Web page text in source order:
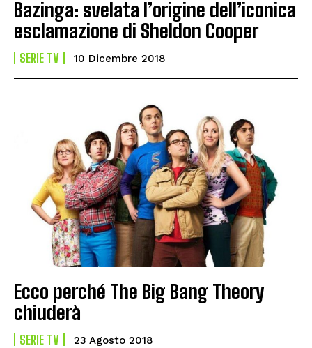
Bazinga: svelata l’origine dell’iconica
esclamazione di Sheldon Cooper
SERIE TV 10 Dicembre 2018
Ecco perché The Big Bang Theory
chiuderà
SERIE TV 23 Agosto 2018